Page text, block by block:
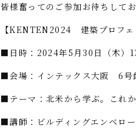
皆様奮ってのご参加お待ちしてお
【KENTEN2024 建築プロフェ
■日時：2024年5月30日（木）
■会場：インテックス大阪6号
■テーマ：北米から学ぶ。これ
■講師：ビルディングエンベロ